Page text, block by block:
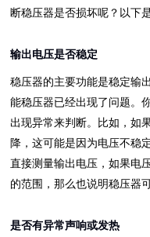
断稳压器是否损坏呢？以下
输出电压是否稳定
稳压器的主要功能是稳定输
能稳压器已经出现了问题。
出现异常来判断。比如，如
降，这可能是因为电压不稳
直接测量输出电压，如果电
的范围，那么也说明稳压器
是否有异常声响或发热